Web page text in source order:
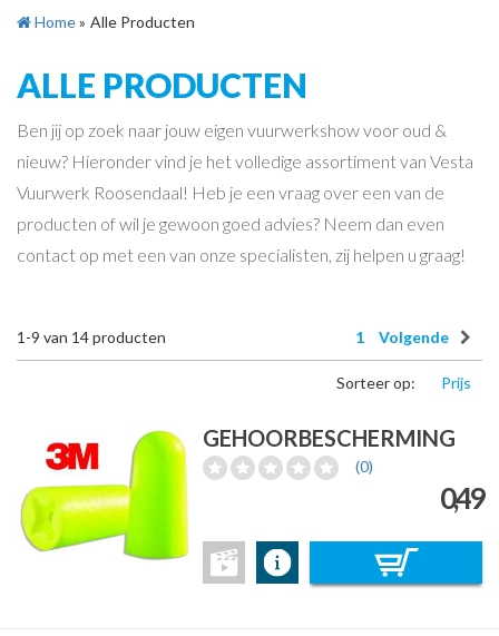
Home» Alle Producten
ALLE PRODUCTEN
Ben jij op zoek naar jouw eigen vuurwerkshow voor oud &
nieuw? Hieronder vind je het volledige assortiment van Vesta
Vuurwerk Roosendaal! Heb je een vraag over een van de
producten of wil je gewoon goed advies? Neem dan even
contact op met een van onze specialisten, zij helpen u graag!
1-9 van 14producten 1 Volgende
Sorteer op: Prijs
GEHOORBESCHERMING
(0)
0,49